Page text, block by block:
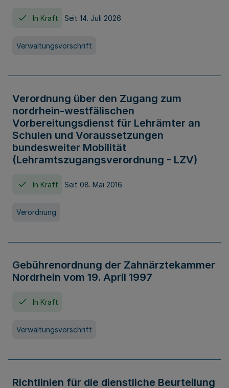
In Kraft Seit 14. Juli 2026
Verwaltungsvorschrift
Verordnung über den Zugang zum
nordrhein-westfälischen
Vorbereitungsdienst für Lehrämter an
Schulen und Voraussetzungen
bundesweiter Mobilität
(Lehramtszugangsverordnung - LZV)
In Kraft Seit 08. Mai 2016
Verordnung
Gebührenordnung der Zahnärztekammer
Nordrhein vom 19. April 1997
In Kraft
Verwaltungsvorschrift
Richtlinien für die dienstliche Beurteilung